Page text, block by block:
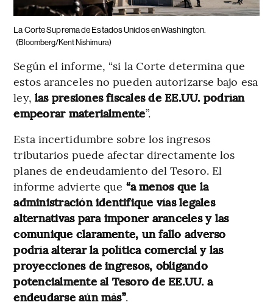
La Corte Suprema de Estados Unidos en Washington.
(Bloomberg/Kent Nishimura)
Según el informe, “si la Corte determina que
estos aranceles no pueden autorizarse bajo esa
ley, las presiones fiscales de EE.UU. podrían
empeorar materialmente”.
Esta incertidumbre sobre los ingresos
tributarios puede afectar directamente los
planes de endeudamiento del Tesoro. El
informe advierte que “a menos que la
administración identifique vías legales
alternativas para imponer aranceles y las
comunique claramente, un fallo adverso
podría alterar la política comercial y las
proyecciones de ingresos, obligando
potencialmente al Tesoro de EE.UU. a
endeudarse aún más”.